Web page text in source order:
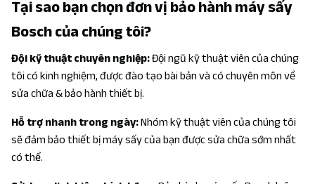
Tại sao bạn chọn đơn vị bảo hành máy sấy
Bosch của chúng tôi?
Đội kỹ thuật chuyên nghiệp:Đội ngũ kỹ thuật viên của chúng
tôi có kinh nghiệm, được đào tạo bài bản và có chuyên môn về
sửa chữa & bảo hành thiết bị.
Hỗ trợ nhanh trong ngày:Nhóm kỹ thuật viên của chúng tôi
sẽ đảm bảo thiết bị máy sấy của bạn được sửa chữa sớm nhất
có thể.